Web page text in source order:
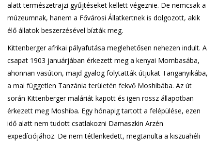
alatt természetrajzi gyűjtéseket kellett végeznie. De nemcsak a
múzeumnak, hanem a Fővárosi Állatkertnek is dolgozott, akik
élő állatok beszerzésével bízták meg.
Kittenberger afrikai pályafutása meglehetősen nehezen indult. A
csapat 1903 januárjában érkezett meg a kenyai Mombasába,
ahonnan vasúton, majd gyalog folytatták útjukat Tanganyikába,
a mai független Tanzánia területén fekvő Moshibába. Az út
során Kittenberger maláriát kapott és igen rossz állapotban
érkezett meg Moshiba. Egy hónapig tartott a felépülése, ezen
idő alatt nem tudott csatlakozni Damaszkin Arzén
expedíciójához. De nem tétlenkedett, megtanulta a kiszuahéli